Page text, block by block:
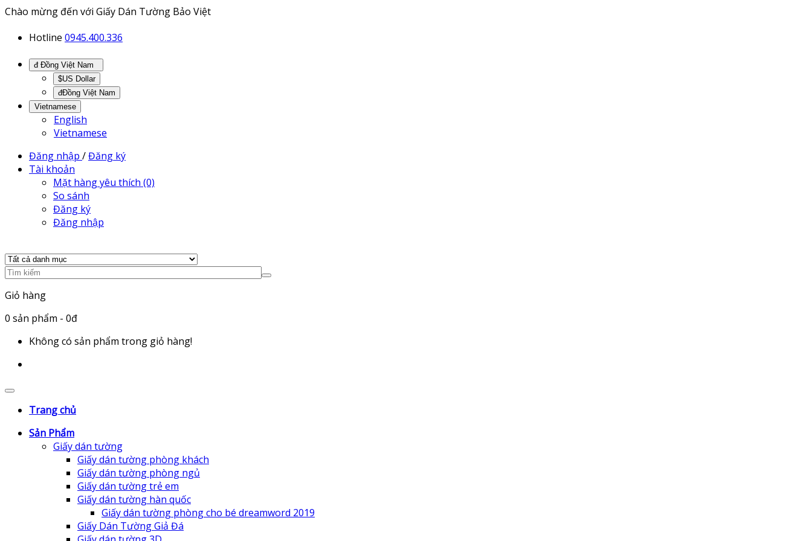
Chào mừng đến với Giấy Dán Tường Bảo Việt
Hotline 0945.400.336
$US Dollar
đĐồng Việt Nam
Vietnamese
English
Vietnamese
Đăng nhập /Đăng ký
Tài khoản
Mặt hàng yêu thích (0)
So sánh
Đăng ký
Đăng nhập
Giỏ hàng
0 sản phẩm - 0đ
Không có sản phẩm trong giỏ hàng!
Trang chủ
Sản Phẩm
Giấy dán tường
Giấy dán tường phòng khách
Giấy dán tường phòng ngủ
Giấy dán tường trẻ em
Giấy dán tường hàn quốc
Giấy dán tường phòng cho bé dreamword 2019
Giấy Dán Tường Giả Đá